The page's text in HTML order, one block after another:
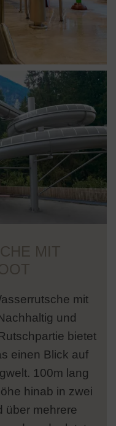
MIT
mit
und
bietet
einen Blick auf
100m lang
hinab in zwei
über mehrere